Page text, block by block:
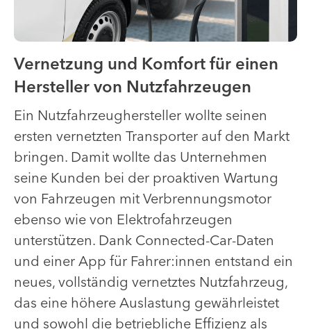
Vernetzung und Komfort für einen
Hersteller von Nutzfahrzeugen
Ein Nutzfahrzeughersteller wollte seinen
ersten vernetzten Transporter auf den Markt
bringen. Damit wollte das Unternehmen
seine Kunden bei der proaktiven Wartung
von Fahrzeugen mit Verbrennungsmotor
ebenso wie von Elektrofahrzeugen
unterstützen. Dank Connected-Car-Daten
und einer App für Fahrer:innen entstand ein
neues, vollständig vernetztes Nutzfahrzeug,
das eine höhere Auslastung gewährleistet
und sowohl die betriebliche Effizienz als